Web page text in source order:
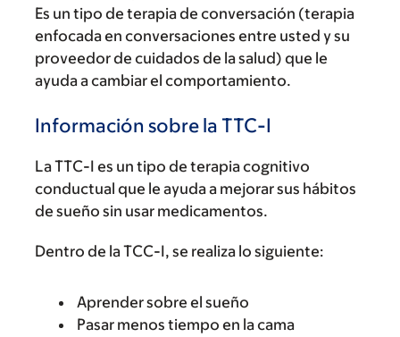
Es un tipo de terapia de conversación (terapia
enfocada en conversaciones entre usted y su
proveedor de cuidados de la salud) que le
ayuda a cambiar el comportamiento.
Información sobre la TTC-I
La TTC-I es un tipo de terapia cognitivo
conductual que le ayuda a mejorar sus hábitos
de sueño sin usar medicamentos.
Dentro de la TCC-I, se realiza lo siguiente:
Aprender sobre el sueño
Pasar menos tiempo en la cama